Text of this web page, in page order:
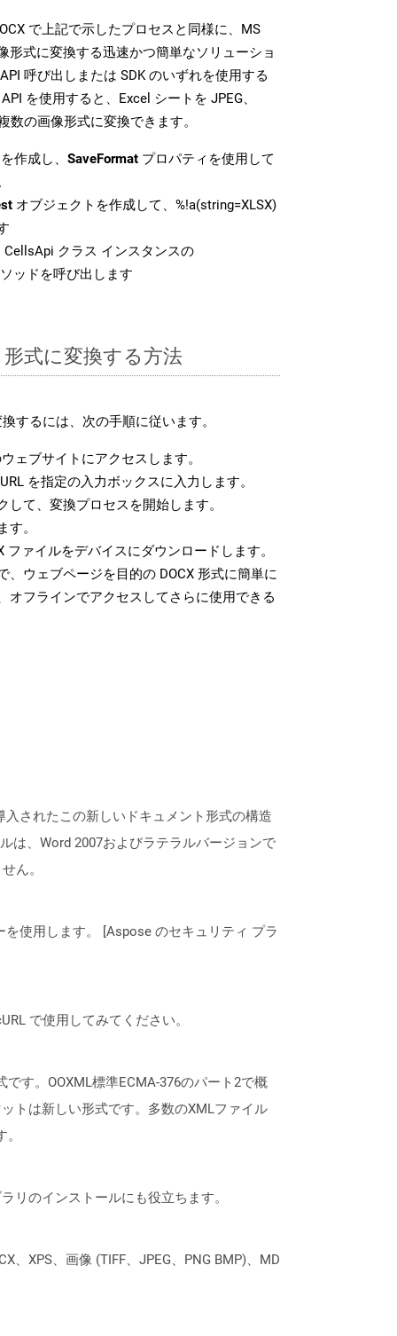
で上記で示したプロセスと同様に、MS
形式に変換する迅速かつ簡単なソリューショ
呼び出しまたは SDK のいずれを使用する
を使用すると、Excel シートを JPEG、
数の画像形式に変換できます。
作成し、 SaveFormat プロパティを使用して
オブジェクトを作成して、%!a(string=XLSX)
CellsApi クラス インスタンスの
ソッドを呼び出します
式に変換する方法
するには、次の手順に従います。
ェブサイトにアクセスします。
を指定の入力ボックスに入力します。
して、変換プロセスを開始します。
。
ファイルをデバイスにダウンロードします。
、ウェブページを目的の DOCX 形式に簡単に
オフラインでアクセスしてさらに使用できる
されたこの新しいドキュメント形式の構造
は、Word 2007およびラテラルバージョンで
ん。
使用します。 [Aspose のセキュリティ プラ
で使用してみてください。
す。OOXML標準ECMA-376のパート2で概
トは新しい形式です。多数のXMLファイル
リのインストールにも役立ちます。
XPS、画像 (TIFF、JPEG、PNG BMP)、MD